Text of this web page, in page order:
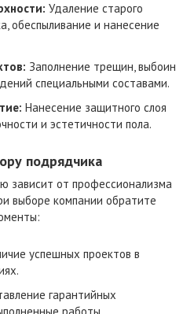
Удаление старого
обеспыливание и нанесение
Заполнение трещин, выбоин
специальными составами.
Нанесение защитного слоя
и эстетичности пола.
подрядчика
зависит от профессионализма
выборе компании обратите
успешных проектов в
гарантийных